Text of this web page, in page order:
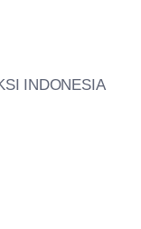
INDONESIA